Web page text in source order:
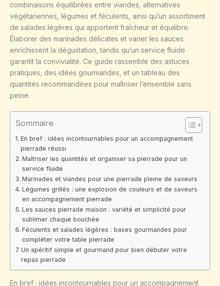
combinaisons équilibrées entre viandes, alternatives
végétariennes, légumes et féculents, ainsi qu’un assortiment
de salades légères qui apportent fraîcheur et équilibre.
Élaborer des marinades délicates et varier les sauces
enrichissent la dégustation, tandis qu’un service fluide
garantit la convivialité. Ce guide rassemble des astuces
pratiques, des idées gourmandes, et un tableau des
quantités recommandées pour maîtriser l’ensemble sans
peine.
Sommaire
En bref : idées incontournables pour un accompagnement
pierrade réussi
Maîtriser les quantités et organiser sa pierrade pour un
service fluide
Marinades et viandes pour une pierrade pleine de saveurs
Légumes grillés : une explosion de couleurs et de saveurs
en accompagnement pierrade
Les sauces pierrade maison : variété et simplicité pour
sublimer chaque bouchée
Féculents et salades légères : bases gourmandes pour
compléter votre table pierrade
Un apéritif simple et gourmand pour bien débuter votre
repas pierrade
En bref : idées incontournables pour un accompagnement